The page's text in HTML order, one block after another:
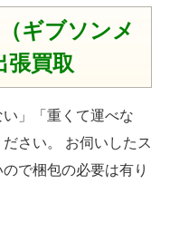
ギブソンメ
張買取
い」「重くて運べな
さい。 お伺いしたス
で梱包の必要は有り